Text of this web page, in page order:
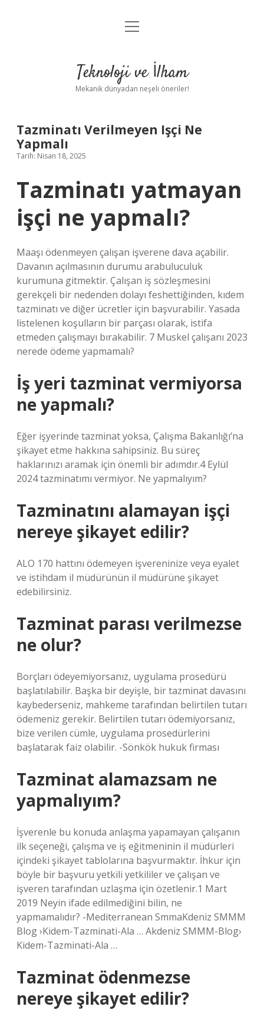
Anasayfa
Yasal Uyarı
menüyü
Teknoloji ve İlham
Mekanik dünyadan neşeli öneriler!
Tazminatı Verilmeyen Işçi Ne
Yapmalı
Tarih: Nisan 18, 2025
Tazminatı yatmayan
işçi ne yapmalı?
Maaşı ödenmeyen çalışan işverene dava açabilir.
Davanın açılmasının durumu arabuluculuk
kurumuna gitmektir. Çalışan iş sözleşmesini
gerekçeli bir nedenden dolayı feshettiğinden, kıdem
tazminatı ve diğer ücretler için başvurabilir. Yasada
listelenen koşulların bir parçası olarak, istifa
etmeden çalışmayı bırakabilir. 7 Muskel çalışanı 2023
nerede ödeme yapmamalı?
İş yeri tazminat vermiyorsa
ne yapmalı?
Eğer işyerinde tazminat yoksa, Çalışma Bakanlığı’na
şikayet etme hakkına sahipsiniz. Bu süreç
haklarınızı aramak için önemli bir adımdır.4 Eylül
2024 tazminatımı vermiyor. Ne yapmalıyım?
Tazminatını alamayan işçi
nereye şikayet edilir?
ALO 170 hattını ödemeyen işvereninize veya eyalet
ve istihdam il müdürünün il müdürüne şikayet
edebilirsiniz.
Tazminat parası verilmezse
ne olur?
Borçları ödeyemiyorsanız, uygulama prosedürü
başlatılabilir. Başka bir deyişle, bir tazminat davasını
kaybederseniz, mahkeme tarafından belirtilen tutarı
ödemeniz gerekir. Belirtilen tutarı ödemiyorsanız,
bize verilen cümle, uygulama prosedürlerini
başlatarak faiz olabilir. -Sönkök hukuk firması
Tazminat alamazsam ne
yapmalıyım?
İşverenle bu konuda anlaşma yapamayan çalışanın
ilk seçeneği, çalışma ve iş eğitmeninin il müdürleri
içindeki şikayet tablolarına başvurmaktır. İhkur için
böyle bir başvuru yetkili yetkililer ve çalışan ve
işveren tarafından uzlaşma için özetlenir.1 Mart
2019 Neyin ifade edilmediğini bilin, ne
yapmamalıdır? -Mediterranean SmmaKdeniz SMMM
Blog ›Kidem-Tazminati-Ala … Akdeniz SMMM-Blog›
Kidem-Tazminati-Ala …
Tazminat ödenmezse
nereye şikayet edilir?